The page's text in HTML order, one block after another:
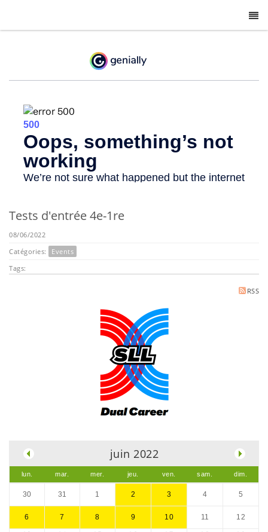
Tests d'entrée 4e-1re
08/06/2022
Catégories:
Events
Tags:
RSS
juin 2022
lun. mar. mer. jeu. ven. sam. dim.
30 31 1 2 3 4 5
6 7 8 9 10 11 12